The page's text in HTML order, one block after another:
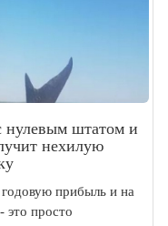
нулевым штатом и
нехилую
прибыль и на
это просто